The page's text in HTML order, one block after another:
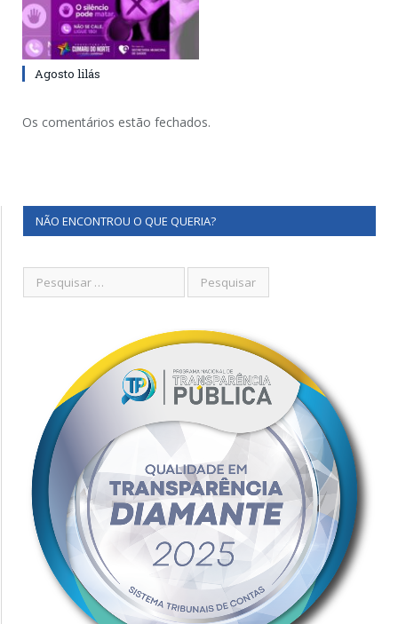
Agosto lilás
Os comentários estão fechados.
NÃO ENCONTROU O QUE QUERIA?